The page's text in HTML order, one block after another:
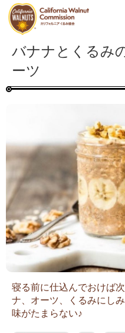
バナナとくるみ
ーツ
寝る前に仕込んでおけば
ナ、オーツ、くるみにし
味がたまらない♪